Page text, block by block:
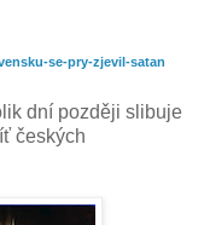
se-pry-zjevil-satan
dní později slibuje
českých